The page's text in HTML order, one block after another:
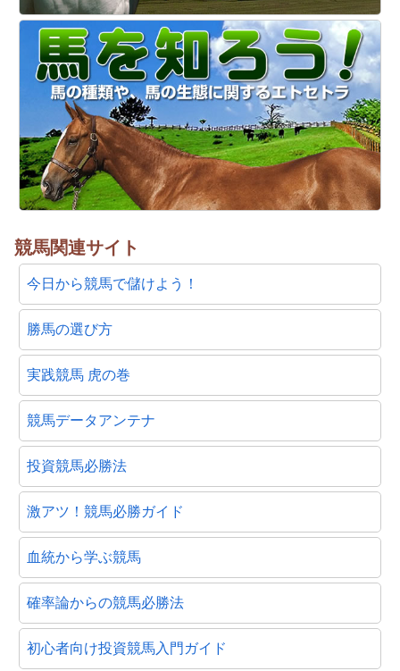
競馬関連サイト
今日から競馬で儲けよう！
勝馬の選び方
実践競馬 虎の巻
競馬データアンテナ
投資競馬必勝法
激アツ！競馬必勝ガイド
血統から学ぶ競馬
確率論からの競馬必勝法
初心者向け投資競馬入門ガイド